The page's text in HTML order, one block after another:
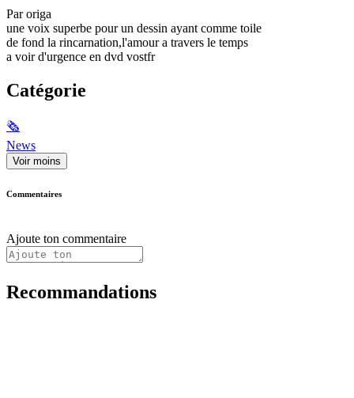
Par origa
une voix superbe pour un dessin ayant comme toile
de fond la rincarnation,l'amour a travers le temps
a voir d'urgence en dvd vostfr
Catégorie
🗞
News
Voir moins
Commentaires
Ajoute ton commentaire
Recommandations